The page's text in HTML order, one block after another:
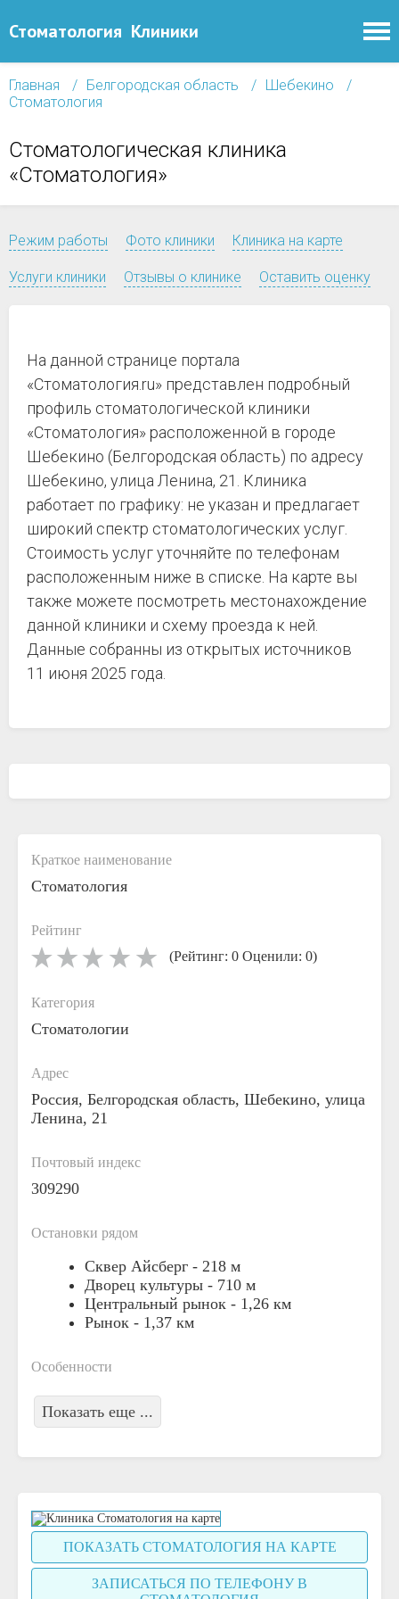
Стоматология Клиники
Главная Белгородская область
Шебекино
Стоматология
Стоматологическая клиника
«Стоматология»
Режим работы Фото клиники Клиника на карте
Услуги клиники Отзывы о клинике Оставить оценку
На данной странице портала
«Стоматология.ru» представлен подробный
профиль стоматологической клиники
«Стоматология» расположенной в городе
Шебекино (Белгородская область) по адресу
Шебекино, улица Ленина, 21. Клиника
работает по графику: не указан и предлагает
широкий спектр стоматологических услуг.
Стоимость услуг уточняйте по телефонам
расположенным ниже в списке. На карте вы
также можете посмотреть местонахождение
данной клиники и схему проезда к ней.
Данные собранны из открытых источников
11 июня 2025 года.
Краткое наименование
Стоматология
Рейтинг
(Рейтинг: 0 Оценили: 0)
Категория
Стоматологии
Адрес
Россия, Белгородская область, Шебекино, улица
Ленина, 21
Почтовый индекс
309290
Остановки рядом
Сквер Айсберг - 218 м
Дворец культуры - 710 м
Центральный рынок - 1,26 км
Рынок - 1,37 км
Особенности
Показать еще ...
ПОКАЗАТЬ СТОМАТОЛОГИЯ НА КАРТЕ
ЗАПИСАТЬСЯ ПО ТЕЛЕФОНУ В